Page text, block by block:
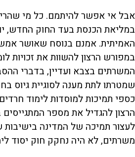
אבל אי אפשר להיתמם. כל מי
במליאת הכנסת בעד החוק החדש,
האמיתית. אמנם בנוסח שאושר
במפורש הרצון להשוות את זכויות
המשרתים בצבא ועדיין, בדברי
שמטרתו לתת מענה לסוגיית גיוס
כספי תמיכות למוסדות לימוד
הרצון להגדיל את מספר המתגייסים
לעצור תמיכה של המדינה
משרתים, לא היה נחקק חוק יסוד